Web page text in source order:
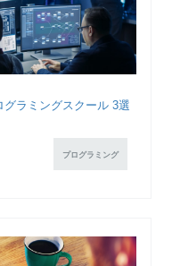
グラミングスクール 3選
プログラミング